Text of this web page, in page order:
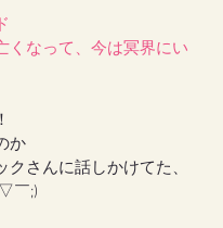
くなって、今は冥界にい
か
クさんに話しかけてた、
￣;)